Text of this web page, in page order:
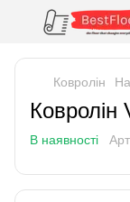
Ковролін
Ковролін
В наявності